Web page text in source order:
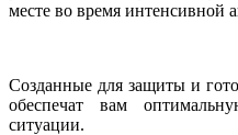
месте во время интенсивной
Созданные для защиты и
обеспечат вам
ситуации.